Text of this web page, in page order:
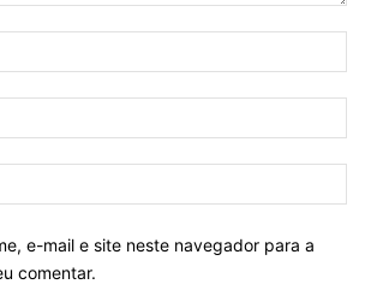
e-mail e site neste navegador para a
comentar.